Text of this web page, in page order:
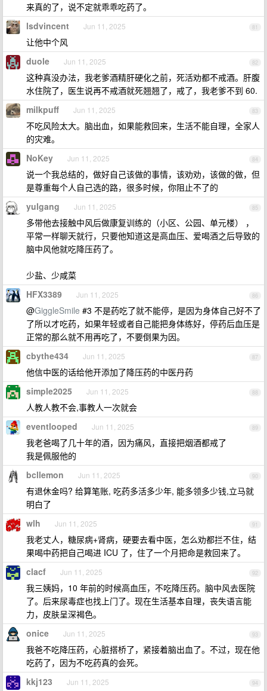
来真的了，说不定就乖乖吃药了。
81
lsdvincent Jun 11, 2025
让他中个风
82
duole Jun 11, 2025
这种真没办法，我老爹酒精肝硬化之前，死活劝都不戒酒。肝腹
水住院了，医生说再不戒酒就死翘翘了，戒了，我老爹不到 60.
83
milkpuff Jun 11, 2025
不吃风险太大。脑出血，如果能救回来，生活不能自理，全家人
的灾难。
84
NoKey Jun 11, 2025
说一个我总结的，做好自己该做的事情，该劝劝，该做的做，但
是尊重每个人自己选的路，很多时候，你阻止不了的
85
yulgang Jun 11, 2025
多带他去接触中风后做康复训练的（小区、公园、单元楼） ，
平常一样聊天就行，只要他知道这是高血压、爱喝酒之后导致的
脑中风他就吃降压药了。
少盐、少咸菜
86
HFX3389 Jun 11, 2025
@GiggleSmile #3 不是药吃了就不能停，是因为身体自己好不了
了所以才吃药，如果年轻或者自己能把身体练好，停药后血压是
正常的那么就不用再吃了，不要倒果为因。
87
cbythe434 Jun 11, 2025
他信中医的话给他开添加了降压药的中医丹药
88
simple2025 Jun 11, 2025
人教人教不会,事教人一次就会
89
eventlooped Jun 11, 2025
我老爸喝了几十年的酒，因为痛风，直接把烟酒都戒了
我是佩服他的
90
bcllemon Jun 11, 2025
有退休金吗? 给算笔账, 吃药多活多少年, 能多领多少钱,立马就
明白了
91
wlh Jun 11, 2025
我老丈人，糖尿病+肾病，硬要去看中医，怎么劝都拦不住，结
果喝中药把自己喝进 ICU 了，住了一个月把命是救回来了。
92
clacf Jun 11, 2025
我三姨妈，10 年前的时候高血压，不吃降压药。脑中风去医院
了。后来尿毒症也找上门了。现在生活基本自理，丧失语言能
力，皮肤呈深褐色。
93
onice Jun 11, 2025
我爸不吃降压药，心脏搭桥了，紧接着脑出血了。不过，现在他
吃药了，因为不吃药真的会死。
94
kkj123 Jun 11, 2025